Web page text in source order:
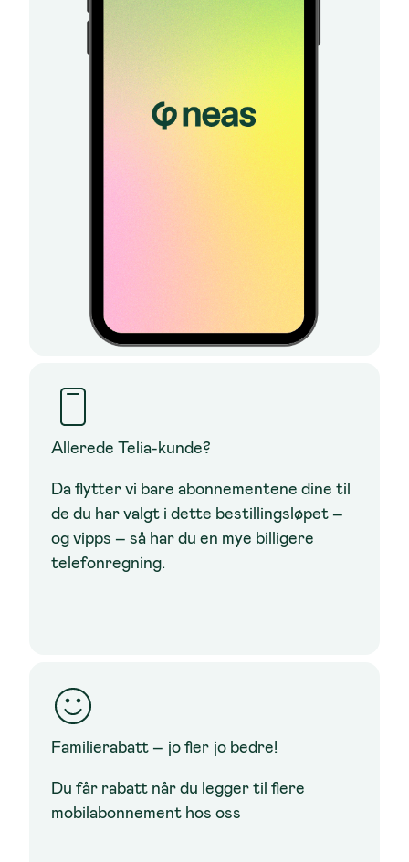
Allerede Telia-kunde?
Da flytter vi bare abonnementene dine til
de du har valgt i dette bestillingsløpet –
og vipps – så har du en mye billigere
telefonregning.
Familierabatt– jo fler jo bedre!
Du får rabatt når du legger til flere
mobilabonnement hos oss